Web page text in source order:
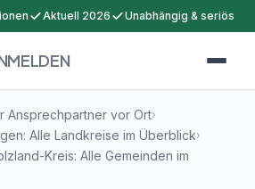
Aktuell 2026 Unabhängig & seriös
Ansprechpartner vor Ort›
Alle Landkreise im Überblick›
Kreis: Alle Gemeinden im